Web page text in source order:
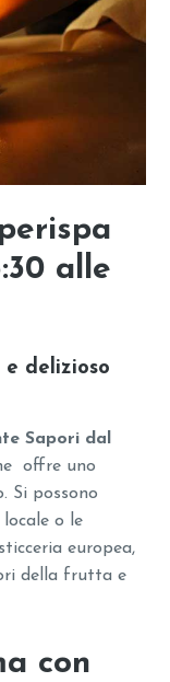
alle
e delizioso
Sapori dal
offre uno
Si possono
o le
europea,
della frutta e
con